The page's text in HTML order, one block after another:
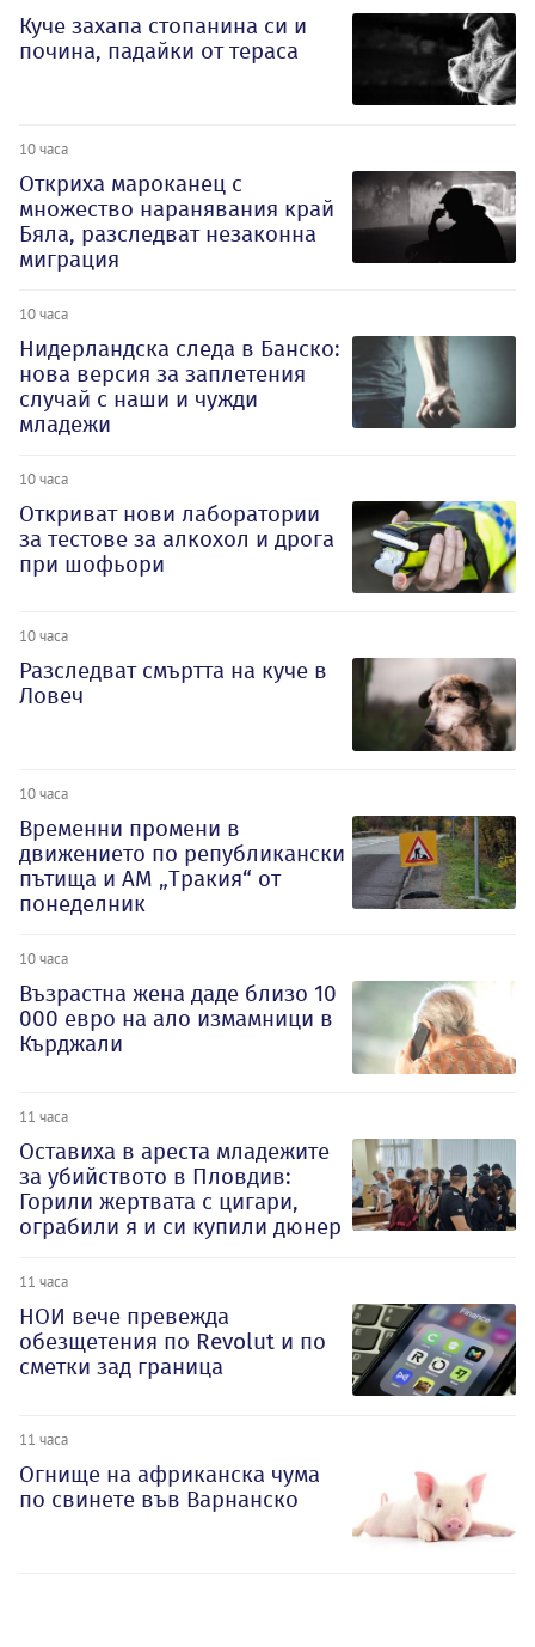
Куче захапа стопанина си и
почина, падайки от тераса
10 часа
Откриха мароканец с
множество наранявания край
Бяла, разследват незаконна
миграция
10 часа
Нидерландска следа в Банско:
нова версия за заплетения
случай с наши и чужди
младежи
10 часа
Откриват нови лаборатории
за тестове за алкохол и дрога
при шофьори
10 часа
Разследват смъртта на куче в
Ловеч
10 часа
Временни промени в
движението по републикански
пътища и АМ „Тракия“ от
понеделник
10 часа
Възрастна жена даде близо 10
000 евро на ало измамници в
Кърджали
11 часа
Оставиха в ареста младежите
за убийството в Пловдив:
Горили жертвата с цигари,
ограбили я и си купили дюнер
11 часа
НОИ вече превежда
обезщетения по Revolut и по
сметки зад граница
11 часа
Огнище на африканска чума
по свинете във Варнанско